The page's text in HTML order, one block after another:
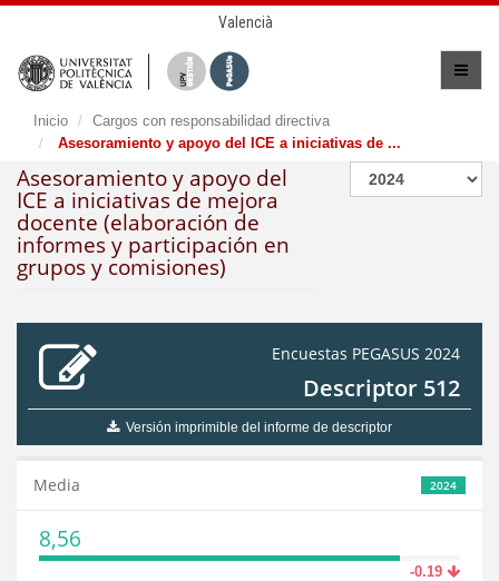
Valencià
Inicio
Cargos con responsabilidad directiva
Asesoramiento y apoyo del ICE a iniciativas de ...
Asesoramiento y apoyo del
ICE a iniciativas de mejora
docente (elaboración de
informes y participación en
grupos y comisiones)
Encuestas PEGASUS 2024
Descriptor 512
Versión imprimible del informe de descriptor
2024
Media
8,56
-0.19